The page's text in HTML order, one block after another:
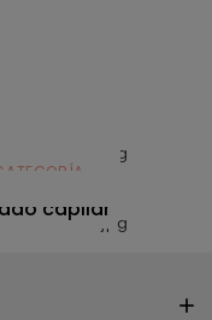
Solarescapilar
